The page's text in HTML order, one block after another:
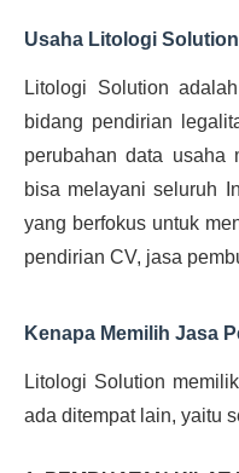
Usaha Litologi Solution
Litologi Solution
bidang pendirian
perubahan data usaha
bisa melayani seluruh
yang berfokus untuk
pendirian CV, jasa
Kenapa Memilih Jasa
Litologi Solution
ada ditempat lain, yaitu